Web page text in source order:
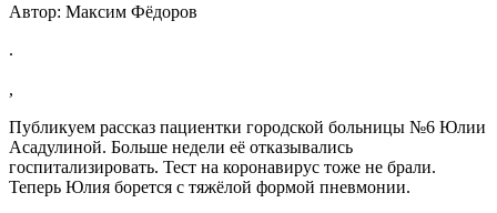
Автор: Максим Фёдоров
.
,
Публикуем рассказ пациентки городской больницы №6 Юлии
Асадулиной. Больше недели её отказывались
госпитализировать. Тест на коронавирус тоже не брали.
Теперь Юлия борется с тяжёлой формой пневмонии.